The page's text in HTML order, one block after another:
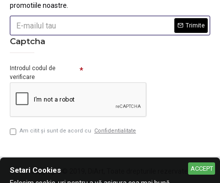
promotiile noastre.
Trimite
Captcha
Introdul codul de
verificare
Am citit şi sunt de acord cu Confidentialitate
Copyright © 2019, DiArt, Toate drepturile rezervate. ACCEPT
Setari Cookies